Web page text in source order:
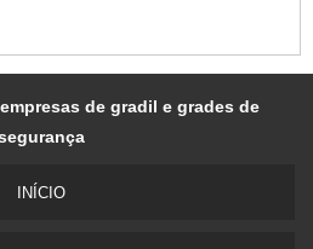
de gradil e grades de
INÍ­CIO